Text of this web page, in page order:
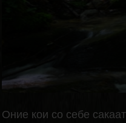
Оние кои со себе